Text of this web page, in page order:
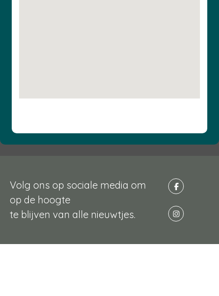
Volg ons op sociale media om
op de hoogte
te blijven van alle nieuwtjes.